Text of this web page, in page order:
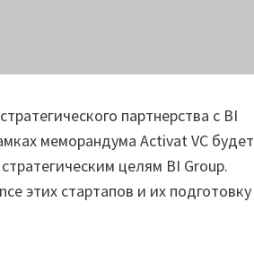
партнерства с BI
меморандума Activat VC будет
целям BI Group.
этих стартапов и их подготовку